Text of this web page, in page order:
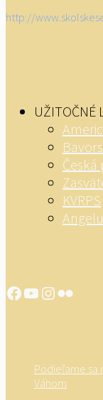
http://
UŽITOČNÉ
Česká
KVRPS
Facebook
YouTube
Instagram
Flickr
Podieľame sa
Váhom